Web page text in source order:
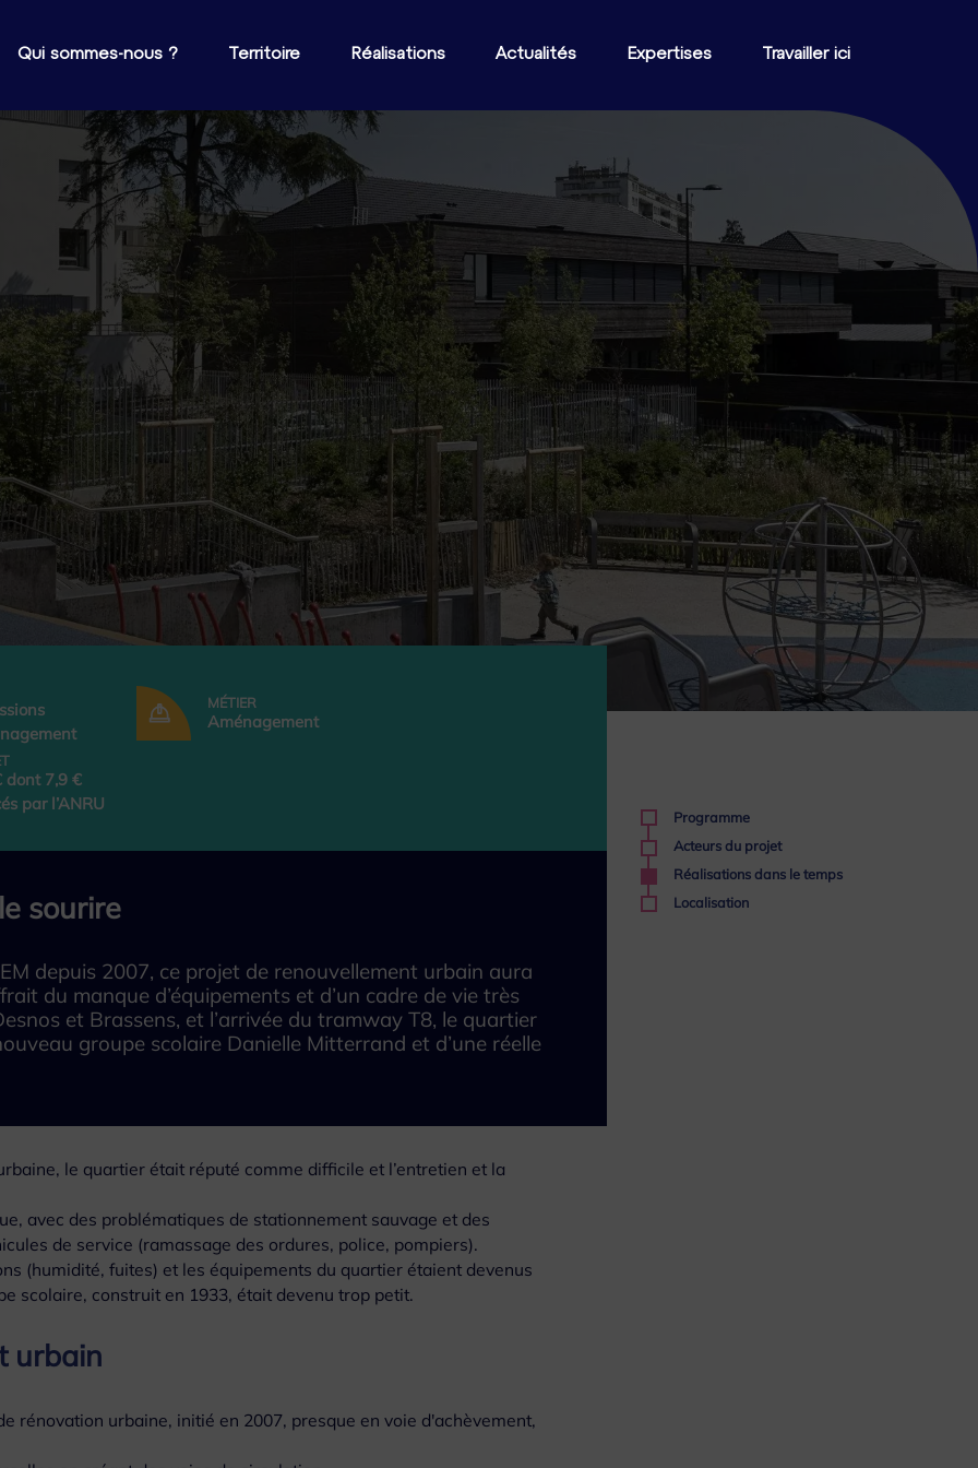
Qui sommes-nous ? Territoire Réalisations Actualités Expertises
L’urbanisme transitoire
Travailler ici
Programme
Acteurs du projet
Réalisations dans le temps
Localisation
MÉTIER
Aménagement
dont 7,9 €
par l’ANRU
sourire
depuis 2007, ce projet de renouvellement urbain aura
du manque d’équipements et d’un cadre de vie très
et Brassens, et l’arrivée du tramway T8, le quartier
groupe scolaire Danielle Mitterrand et d’une réelle
le quartier était réputé comme difficile et l’entretien et la
avec des problématiques de stationnement sauvage et des
de service (ramassage des ordures, police, pompiers).
(humidité, fuites) et les équipements du quartier étaient devenus
scolaire, construit en 1933, était devenu trop petit.
urbain
rénovation urbaine, initié en 2007, presque en voie d'achèvement,